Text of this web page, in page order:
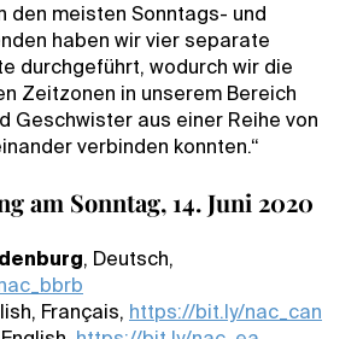
den meisten Sonntags- und
haben wir vier separate
durchgeführt, wodurch wir die
Zeitzonen in unserem Bereich
Geschwister aus einer Reihe von
verbinden konnten.“
am Sonntag, 14. Juni 2020
, Deutsch,
Français, https://bit.ly/nac_can